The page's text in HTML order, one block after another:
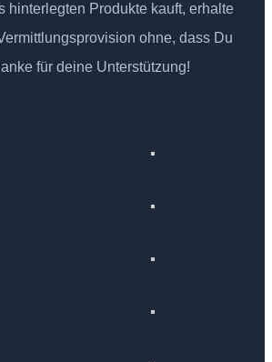
hinterlegten Produkte kauft, erhalte
ohne, dass Du
für deine Unterstützung!